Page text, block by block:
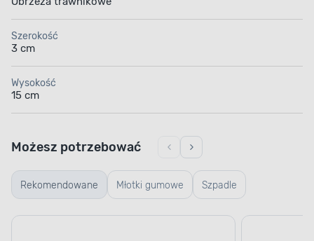
Szerokość
3 cm
Wysokość
15 cm
Rekomendowane Młotki gumowe Szpadle
Możesz potrzebować